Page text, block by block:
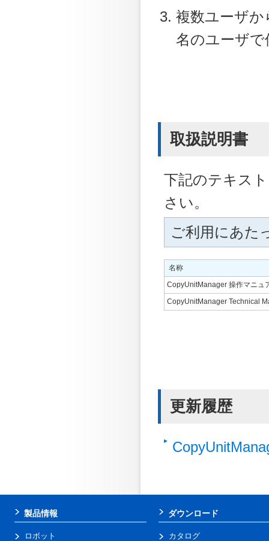
複数ユーザ
名のユーザ
取扱説明書
下記のテキス
さい。
ご利用にあた
名称
CopyUnitManager 操作マニュ
CopyUnitManager Technical
更新履歴
製品情報
ロボット
ダウンロード
カタログ